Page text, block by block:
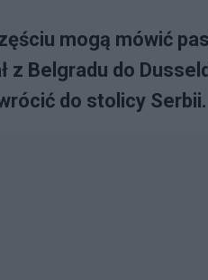
mogą mówić
z Belgradu do
do stolicy Serbii.